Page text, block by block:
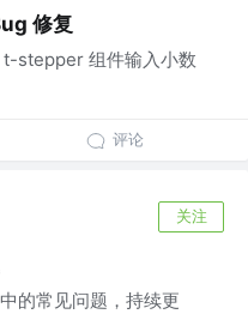
修复
stepper 组件输入小数
评论
关注
的常见问题，持续更